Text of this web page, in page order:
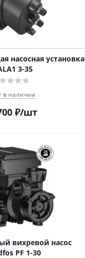
насосная установка
3-35
в наличии
₽/шт
вихревой насос
PF 1-30